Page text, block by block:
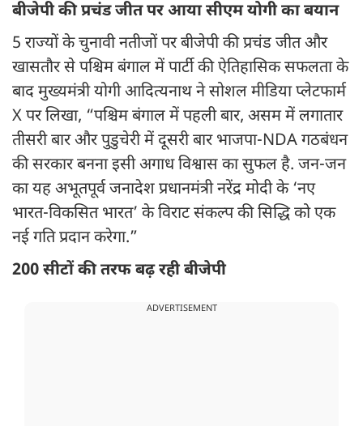
बीजेपी की प्रचंड जीत पर आया सीएम योगी का बयान
5 राज्यों के चुनावी नतीजों पर बीजेपी की प्रचंड जीत और
खासतौर से पश्चिम बंगाल में पार्टी की ऐतिहासिक सफलता के
बाद मुख्यमंत्री योगी आदित्यनाथ ने सोशल मीडिया प्लेटफार्म
X पर लिखा, “पश्चिम बंगाल में पहली बार, असम में लगातार
तीसरी बार और पुडुचेरी में दूसरी बार भाजपा-NDA गठबंधन
की सरकार बनना इसी अगाध विश्वास का सुफल है. जन-जन
का यह अभूतपूर्व जनादेश प्रधानमंत्री नरेंद्र मोदी के ‘नए
भारत-विकसित भारत’ के विराट संकल्प की सिद्धि को एक
नई गति प्रदान करेगा.”
200 सीटों की तरफ बढ़ रही बीजेपी
ADVERTISEMENT